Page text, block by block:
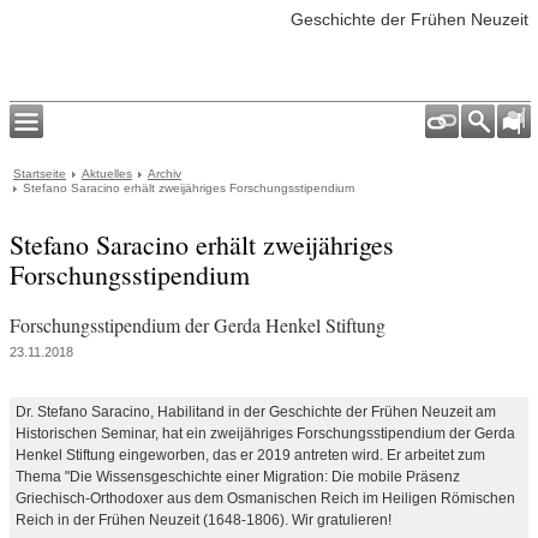
Geschichte der Frühen Neuzeit
Startseite Aktuelles
Archiv
Stefano Saracino erhält zweijähriges Forschungsstipendium
Stefano Saracino erhält zweijähriges
Forschungsstipendium
Forschungsstipendium der Gerda Henkel Stiftung
23.11.2018
Dr. Stefano Saracino, Habilitand in der Geschichte der Frühen Neuzeit am
Historischen Seminar, hat ein zweijähriges Forschungsstipendium der Gerda
Henkel Stiftung eingeworben, das er 2019 antreten wird. Er arbeitet zum
Thema "Die Wissensgeschichte einer Migration: Die mobile Präsenz
Griechisch-Orthodoxer aus dem Osmanischen Reich im Heiligen Römischen
Reich in der Frühen Neuzeit (1648-1806). Wir gratulieren!